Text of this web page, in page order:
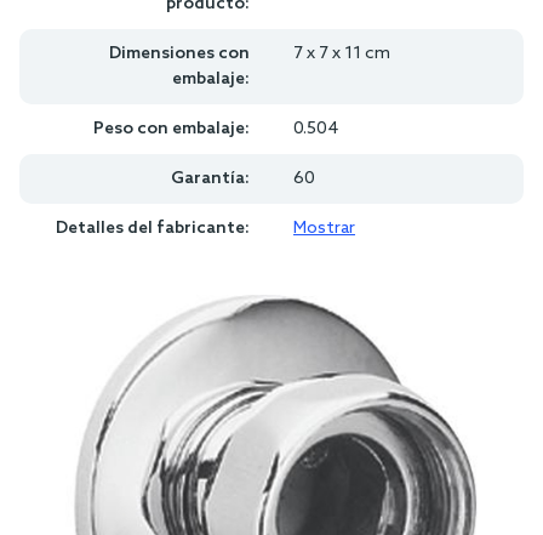
Dimensiones con
embalaje:
7 x 7 x 11 cm
Peso con embalaje: 0.504
Garantía: 60
Detalles del fabricante: Mostrar